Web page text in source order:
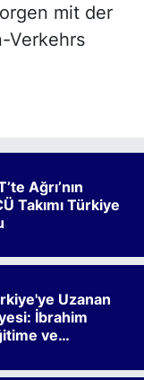
mit der
Verkehrs
Ağrı’nın
Takımı Türkiye
Uzanan
İbrahim
ve